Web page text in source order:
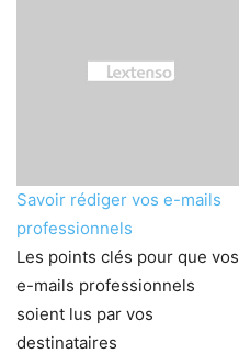
Savoir rédiger vos e-mails
professionnels
Les points clés pour que vos
e-mails professionnels
soient lus par vos
destinataires